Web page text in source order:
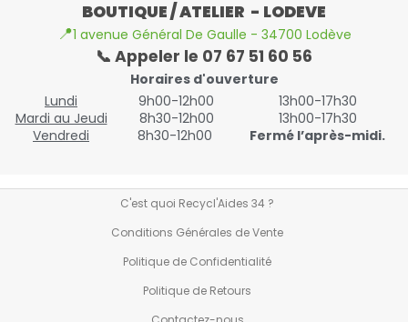
BOUTIQUE / ATELIER - LODEVE
📍1 avenue Général De Gaulle - 34700 Lodève
📞 Appeler le 07 67 51 60 56
Horaires d'ouverture
Lundi
9h00-12h00
13h00-17h30
Mardi au Jeudi
8h30-12h00
13h00-17h30
Vendredi
8h30-12h00 Fermé l’après-midi.
C'est quoi Recycl'Aides 34 ?
Conditions Générales de Vente
Politique de Confidentialité
Politique de Retours